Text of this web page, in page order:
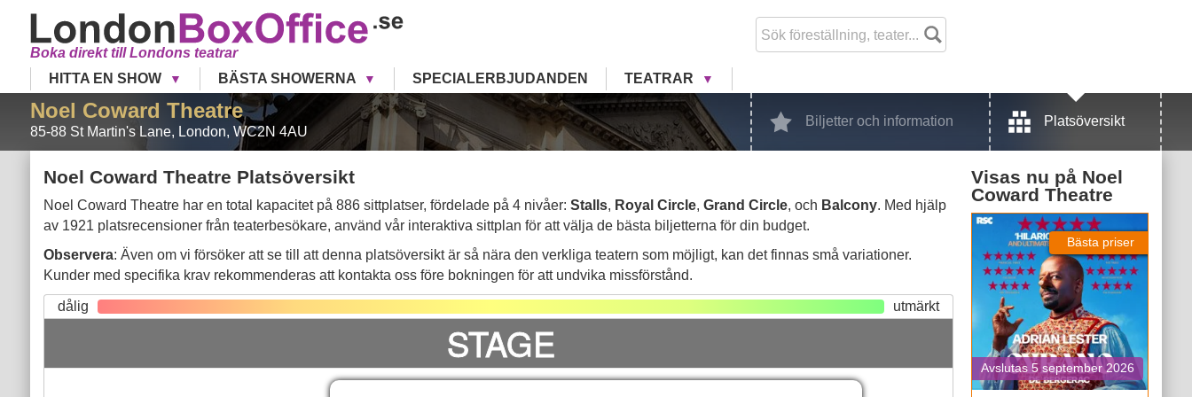
Boka direkt till Londons teatrar
HITTA EN SHOW
BÄSTA SHOWERNA SPECIALERBJUDANDEN TEATRAR
Noel Coward Theatre
85-88 St Martin's Lane, London, WC2N 4AU
Biljetter och information Platsöversikt
Noel Coward Theatre Platsöversikt
Noel Coward Theatre har en total kapacitet på 886 sittplatser, fördelade på 4 nivåer: Stalls, Royal Circle, Grand Circle, och Balcony. Med hjälp
av 1921 platsrecensioner från teaterbesökare, använd vår interaktiva sittplan för att välja de bästa biljetterna för din budget.
Observera: Även om vi försöker att se till att denna platsöversikt är så nära den verkliga teatern som möjligt, kan det finnas små variationer.
Kunder med specifika krav rekommenderas att kontakta oss före bokningen för att undvika missförstånd.
dålig utmärkt
STAGE
Grand Circle Slips
Balcony Slips
Visas nu på Noel
Coward Theatre
Bästa priser
Avslutas 5 september 2026
Cyrano de Bergerac